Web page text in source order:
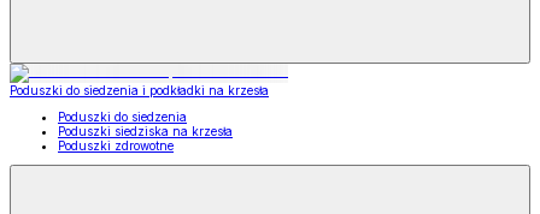
Poduszki do siedzenia i podkładki na krzesła
Poduszki do siedzenia
Poduszki siedziska na krzesła
Poduszki zdrowotne